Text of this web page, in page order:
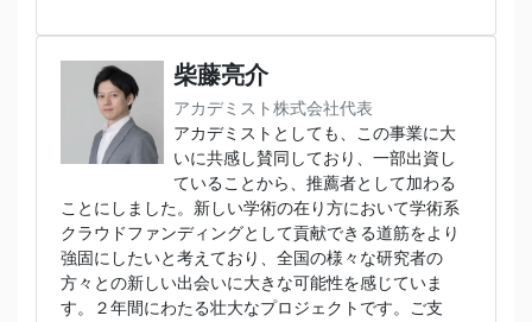
柴藤亮介
アカデミスト株式会社代表
アカデミストとしても、この事業に大
いに共感し賛同しており、一部出資し
ていることから、推薦者として加わる
ことにしました。新しい学術の在り方において学術系
クラウドファンディングとして貢献できる道筋をより
強固にしたいと考えており、全国の様々な研究者の
方々との新しい出会いに大きな可能性を感じていま
す。２年間にわたる壮大なプロジェクトです。ご支